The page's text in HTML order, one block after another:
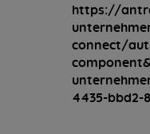
https://
connect/
4435-bbd2-